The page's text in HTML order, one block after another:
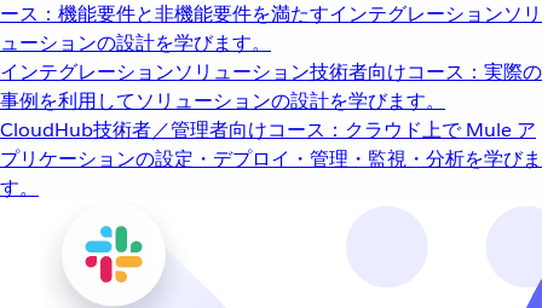
ース：機能要件と非機能要件を満たすインテグレーションソリ
ューションの設計を学びます。
インテグレーションソリューション技術者向けコース：実際の
事例を利用してソリューションの設計を学びます。
CloudHub技術者／管理者向けコース：クラウド上で Mule ア
プリケーションの設定・デプロイ・管理・監視・分析を学びま
す。